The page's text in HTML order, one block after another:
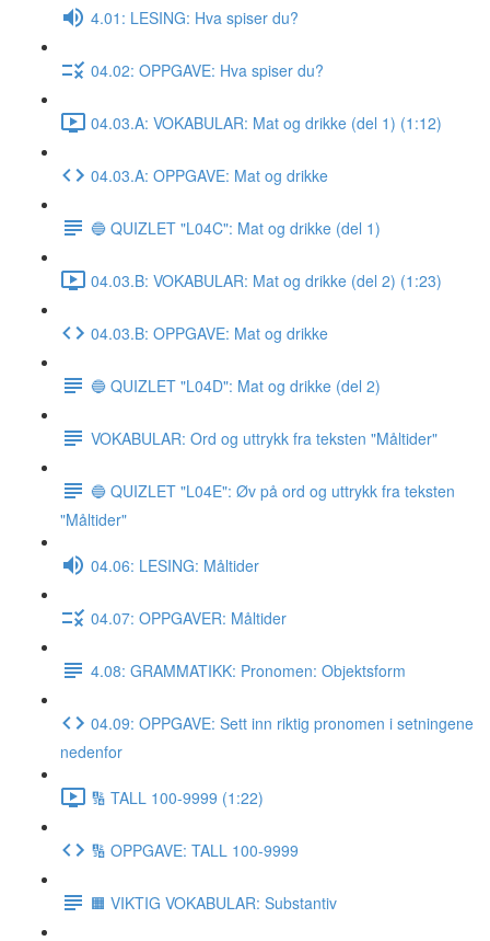
4.01: LESING: Hva spiser du?
04.02: OPPGAVE: Hva spiser du?
04.03.A: VOKABULAR: Mat og drikke (del 1) (1:12)
04.03.A: OPPGAVE: Mat og drikke
🔵 QUIZLET "L04C": Mat og drikke (del 1)
04.03.B: VOKABULAR: Mat og drikke (del 2) (1:23)
04.03.B: OPPGAVE: Mat og drikke
🔵 QUIZLET "L04D": Mat og drikke (del 2)
VOKABULAR: Ord og uttrykk fra teksten "Måltider"
🔵 QUIZLET "L04E": Øv på ord og uttrykk fra teksten
"Måltider"
04.06: LESING: Måltider
04.07: OPPGAVER: Måltider
4.08: GRAMMATIKK: Pronomen: Objektsform
04.09: OPPGAVE: Sett inn riktig pronomen i setningene
nedenfor
🔢 TALL 100-9999 (1:22)
🔢 OPPGAVE: TALL 100-9999
🟧 VIKTIG VOKABULAR: Substantiv